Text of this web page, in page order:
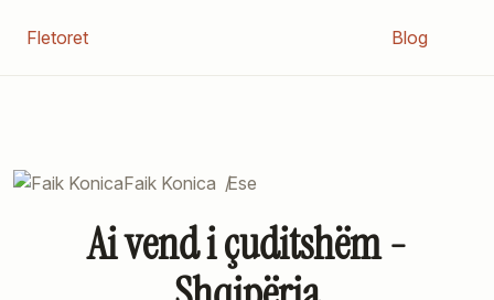
Fletoret Blog
Faik Konica /Ese
Ai vend i çuditshëm -